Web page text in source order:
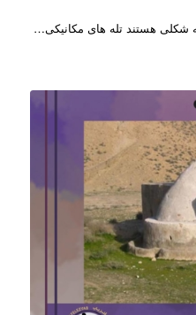
شکلی هستند تله های مکانیکی…